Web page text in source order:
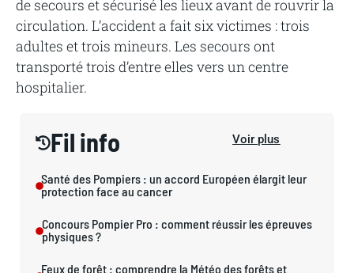
de secours et sécurisé les lieux avant de rouvrir la
circulation. L’accident a fait six victimes : trois
adultes et trois mineurs. Les secours ont
transporté trois d’entre elles vers un centre
hospitalier.
Fil info Voir plus
Santé des Pompiers : un accord Européen élargit leur
protection face au cancer
Concours Pompier Pro : comment réussir les épreuves
physiques ?
Feux de forêt : comprendre la Météo des forêts et